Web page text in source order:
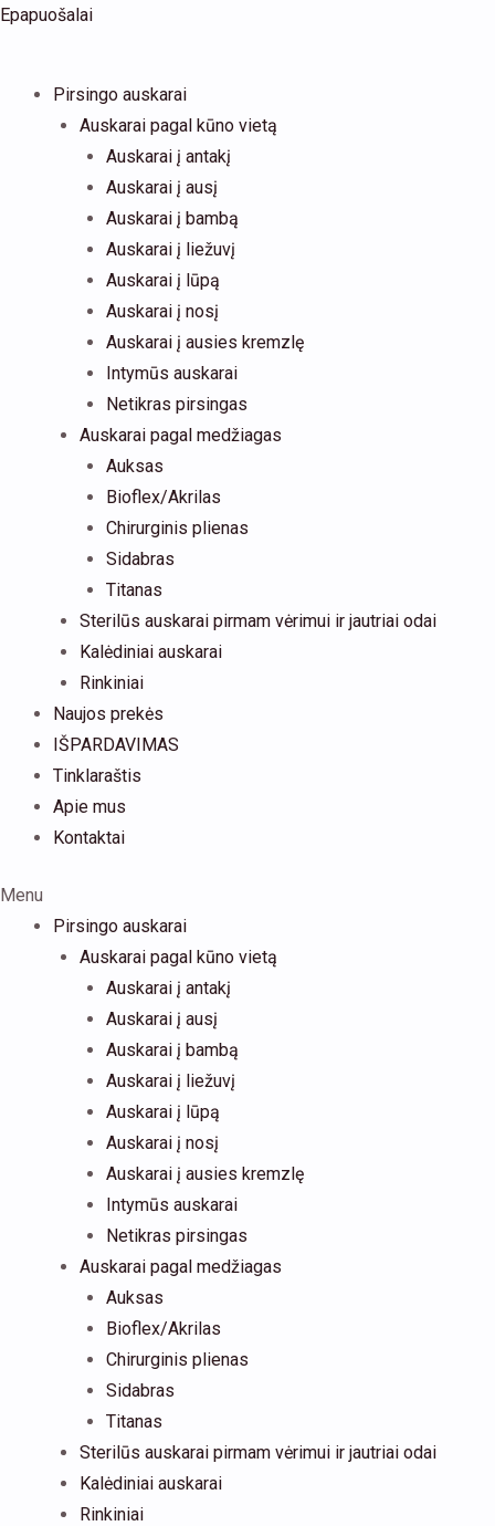
Pereiti
Epapuošalai
Pirsingo auskarai
Auskarai pagal kūno vietą
Auskarai į antakį
Auskarai į ausį
Auskarai į bambą
Auskarai į liežuvį
Auskarai į lūpą
Auskarai į nosį
Auskarai į ausies kremzlę
Intymūs auskarai
Netikras pirsingas
Auskarai pagal medžiagas
Auksas
Bioflex/Akrilas
Chirurginis plienas
Sidabras
Titanas
Sterilūs auskarai pirmam vėrimui ir jautriai odai
Kalėdiniai auskarai
Rinkiniai
Naujos prekės
IŠPARDAVIMAS
Tinklaraštis
Apie mus
Kontaktai
Menu
Pirsingo auskarai
Auskarai pagal kūno vietą
Auskarai į antakį
Auskarai į ausį
Auskarai į bambą
Auskarai į liežuvį
Auskarai į lūpą
Auskarai į nosį
Auskarai į ausies kremzlę
Intymūs auskarai
Netikras pirsingas
Auskarai pagal medžiagas
Auksas
Bioflex/Akrilas
Chirurginis plienas
Sidabras
Titanas
Sterilūs auskarai pirmam vėrimui ir jautriai odai
Kalėdiniai auskarai
Rinkiniai
Products